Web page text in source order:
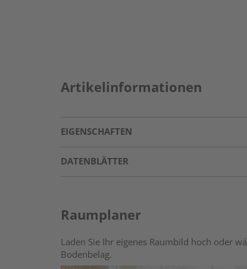
Artikelinformationen
EIGENSCHAFTEN
DATENBLÄTTER
Raumplaner
Laden Sie Ihr eigenes Raumbild hoch oder
Bodenbelag.